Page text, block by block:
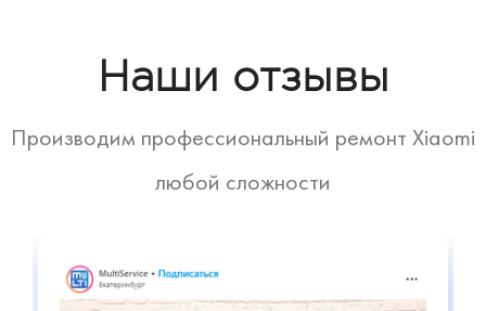
Наши отзывы
Производим профессиональный ремонт Xiaomi
любой сложности